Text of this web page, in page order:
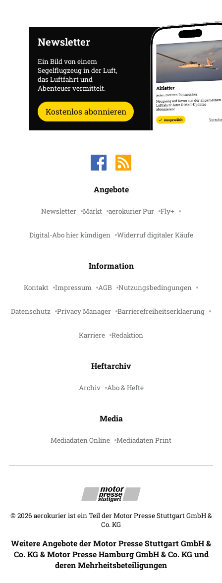
Newsletter
Ein Bild von einem
Segelflugzeug in der Luft,
das Luftfahrt und
Abenteuer vermittelt.
Kostenlos abonnieren
Angebote
Newsletter Markt aerokurier Pur Fly+
Digital-Abo hier kündigen Widerruf digitaler Käufe
Information
Kontakt Impressum AGB Nutzungsbedingungen
Datenschutz Privacy Manager Barrierefreiheitserklaerung
Karriere Redaktion
Heftarchiv
Archiv Abo & Hefte
Media
Mediadaten Online Mediadaten Print
© 2026 aerokurier ist ein Teil der Motor Presse Stuttgart GmbH &
Co. KG
Weitere Angebote der Motor Presse Stuttgart GmbH &
Co. KG & Motor Presse Hamburg GmbH & Co. KG und
deren Mehrheitsbeteiligungen